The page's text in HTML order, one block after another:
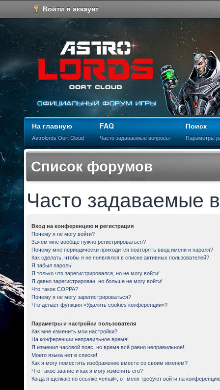
Войти в аккаунт
На главную
Astrolords Oort Cloud
FAQ
Часто задаваемые вопросы
Поиск
Параметры
Список форумов
Часто задаваемые
Вход на конференцию и регистрация
Почему я не могу войти?
Зачем мне вообще нужно регистрироваться?
Почему мне периодически приходится повторять ввод имени и пароля?
Как сделать, чтобы я не появлялся в списке активных пользователей?
Я забыл пароль!
Я только что зарегистрировался, но не могу войти!
Я давно зарегистрирован, но больше не могу войти!
Что такое COPPA?
Почему я не могу зарегистрироваться?
Что делает функция «Удалить cookies конференции»?
Параметры и настройки пользователя
Как мне изменить мои настройки?
На конференции неправильное время!
Я изменил часовой пояс, но время всё равно неправильное!
Моего языка нет в списке!
Как я могу поместить изображение вместе со своим именем?
Что такое звание и как я могу изменить его?
Когда я щёлкаю по ссылке «email», от меня требуют войти на